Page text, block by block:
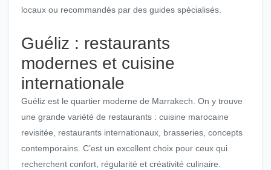
locaux ou recommandés par des guides spécialisés.
Guéliz : restaurants
modernes et cuisine
internationale
Guéliz est le quartier moderne de Marrakech. On y trouve
une grande variété de restaurants : cuisine marocaine
revisitée, restaurants internationaux, brasseries, concepts
contemporains. C’est un excellent choix pour ceux qui
recherchent confort, régularité et créativité culinaire.